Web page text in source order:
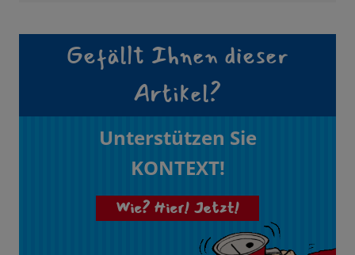
Gefällt Ihnen dieser
Artikel?
Unterstützen Sie
KONTEXT!
Wie? Hier! Jetzt!